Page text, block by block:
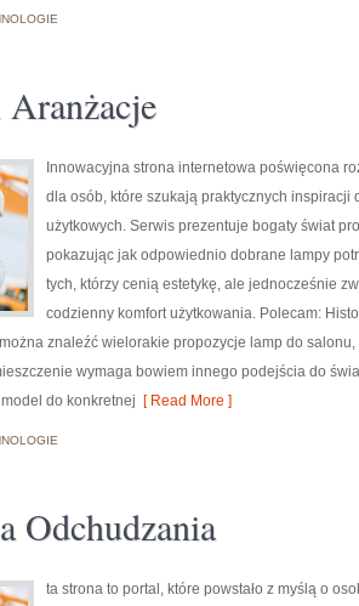
Innowacyjna strona internetowa poświęcona
dla osób, które szukają praktycznych
użytkowych. Serwis prezentuje bogaty świat
pokazując jak odpowiednio dobrane lampy
tych, którzy cenią estetykę, ale jednocześnie
codzienny komfort użytkowania. Polecam:
znaleźć wielorakie propozycje lamp do
wymaga bowiem innego podejścia do
do konkretnej [ Read More ]
Odchudzania
ta strona to portal, które powstało z myślą o